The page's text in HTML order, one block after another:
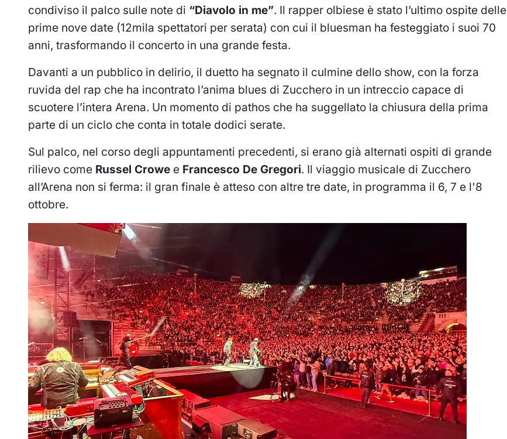
condiviso il palco sulle note di “Diavolo in me”. Il rapper olbiese è stato l’ultimo ospite delle
prime nove date (12mila spettatori per serata) con cui il bluesman ha festeggiato i suoi 70
anni, trasformando il concerto in una grande festa.
Davanti a un pubblico in delirio, il duetto ha segnato il culmine dello show, con la forza
ruvida del rap che ha incontrato l’anima blues di Zucchero in un intreccio capace di
scuotere l’intera Arena. Un momento di pathos che ha suggellato la chiusura della prima
parte di un ciclo che conta in totale dodici serate.
Sul palco, nel corso degli appuntamenti precedenti, si erano già alternati ospiti di grande
rilievo come Russel Crowe e Francesco De Gregori. Il viaggio musicale di Zucchero
all’Arena non si ferma: il gran finale è atteso con altre tre date, in programma il 6, 7 e l'8
ottobre.